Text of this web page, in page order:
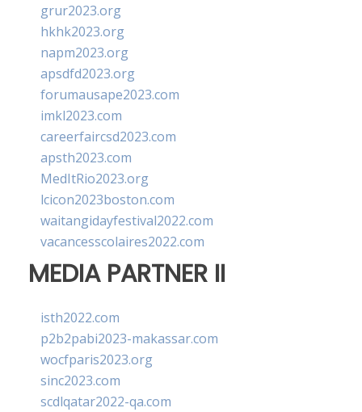
grur2023.org
hkhk2023.org
napm2023.org
apsdfd2023.org
forumausape2023.com
imkl2023.com
careerfaircsd2023.com
apsth2023.com
MedItRio2023.org
lcicon2023boston.com
waitangidayfestival2022.com
vacancesscolaires2022.com
MEDIA PARTNER II
isth2022.com
p2b2pabi2023-makassar.com
wocfparis2023.org
sinc2023.com
scdlqatar2022-qa.com